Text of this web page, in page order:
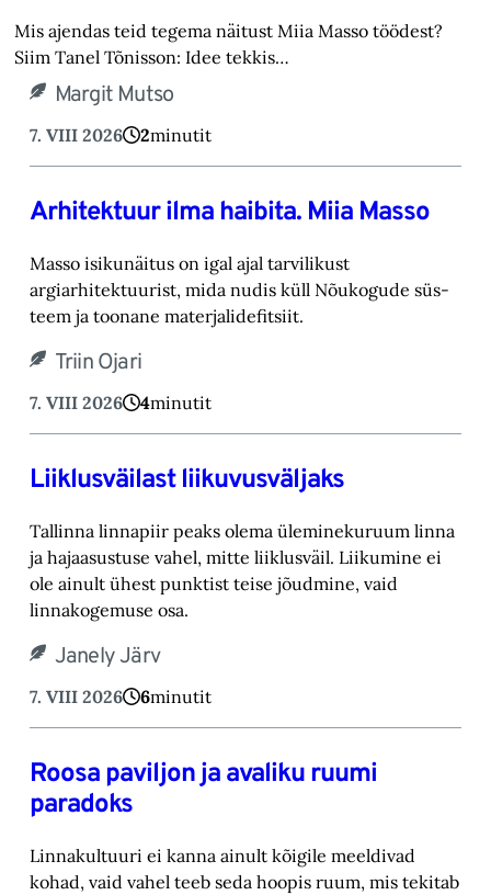
Mis ajendas teid tegema näitust Miia Masso töödest?
Siim Tanel Tõnisson: Idee tekkis…
Margit Mutso
7. VIII 2026 2minutit
Arhitektuur ilma haibita. Miia Masso
Masso isikunäitus on igal ajal tarvilikust
argiarhitektuurist, mida nudis küll Nõukogude süs-‎
teem ja toonane materjalidefitsiit.‎
Triin Ojari
7. VIII 2026 4minutit
Liiklusväilast liikuvusväljaks
Tallinna linnapiir peaks olema üleminekuruum linna
ja hajaasustuse vahel, mitte liiklusväil. ‎Liikumine ei
ole ainult ühest punktist teise jõudmine, vaid
linnakogemuse osa.‎
Janely Järv
7. VIII 2026 6minutit
Roosa paviljon ja avaliku ruumi
paradoks
Linnakultuuri ei kanna ainult kõigile meeldivad
kohad, vaid vahel teeb seda hoopis ruum, mis tekitab